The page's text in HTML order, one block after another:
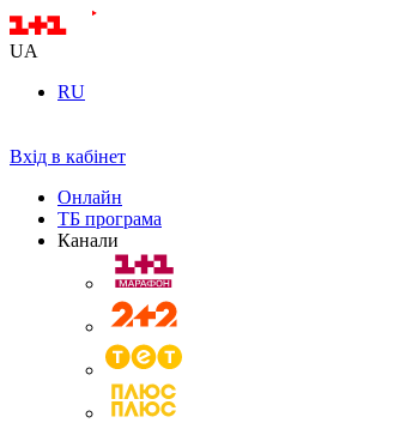
UA
RU
Вхід в кабінет
Онлайн
ТБ програма
Канали